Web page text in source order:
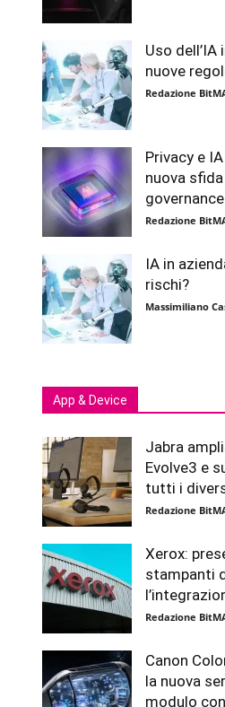
Uso dell’IA
nuove
Redazione
Privacy e
nuova
governance
Redazione
IA in
rischi?
Massimiliano
App & Device
Jabra
Evolve3 e
tutti i
Redazione
Xerox:
stampanti
Redazione
Canon
la nuova
modulo